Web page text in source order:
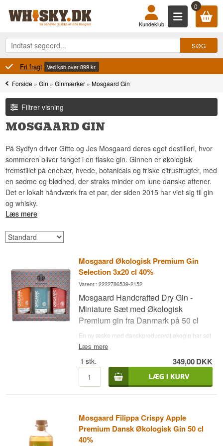
0
Kundeklub
Fri fragt Ved køb over 899 kr.
Forside »Gin »Ginmærker »Mosgaard Gin
Filtrer visning
MOSGAARD GIN
På Sydfyn driver Gitte og Jes Mosgaard deres eget destilleri, hvor
sommeren bliver fanget i en flaske gin. Ginnen er økologisk
fremstillet på enebær, hvede, botanicals og friske citrusfrugter, med
en sødme og blødhed, der straks minder om lune danske aftener.
Det er lokalt håndværk fra et par, der siden 2015 har viet sig til gin
og whisky.
Læs mere
Mosgaard Økologisk Premium Gin
Selection 3x20 cl 40%
Varenr.: 2222786539-2152
Mosgaard Handcrafted Dry Gin -
Miniature Sæt med Økologisk
Premium gin fra Danmark på 50 cl
En ny æske med danskproduceret økogin har set
dagens lys. Dansk frisk gin i 3 forskellige
varianter: Dry Gin, Tangerine og Rabarber Gin.
Tre perfekte gins til cocktails, sammen med en
god tonic over rigeligt med is - eller ren over is
med en skive lime. Nyd din Prisvindende
Mosgaard Organic Gin Selection fra Sydfyn.Se
Danmark • Type: Økologisk Gin • 3x20 cl. •
Anbefalet Tonicvand: Fever-Tree Indian Tonic •
Anbefalet Garnish: Frisk mynte, basilikum,
Læs mere
1 stk. 349,00DKK
Mosgaard Filippa Crispy Apple
Premium Dansk Økologisk Gin 50 cl
40%